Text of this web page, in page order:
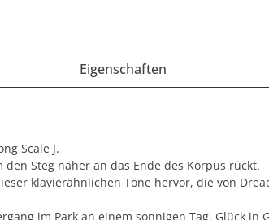
Eigenschaften
Scale J.
Steg näher an das Ende des Korpus rückt.
klavierähnlichen Töne hervor, die von
im Park an einem sonnigen Tag. Glück in